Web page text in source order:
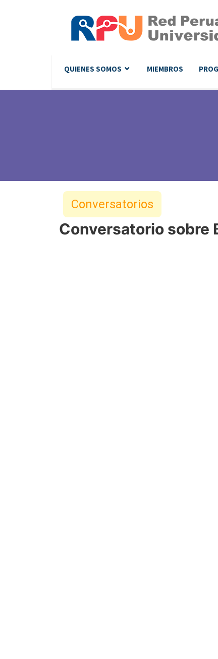
QUIENES SOMOS MIEMBROS
Conversatorios
Conversatorio sobre